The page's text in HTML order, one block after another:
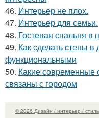
46. Интерьер не плох.
47. Интерьер для семьи.
48. Гостевая спальня в
49. Как сделать стены
функциональными
50. Какие современные
связаны с городом
© 2026 Дизайн / интерьер / стиль